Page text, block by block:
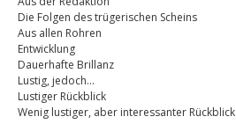
Die Folgen des trügerischen Scheins
Aus allen Rohren
Entwicklung
Dauerhafte Brillanz
Lustig, jedoch…
Lustiger Rückblick
Wenig lustiger, aber interessanter Rückblick